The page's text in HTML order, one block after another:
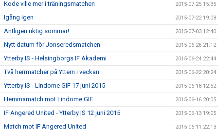
Kode ville mer i träningsmatchen 2015-07-25 15:35
Igång igen 2015-07-22 19:08
Äntligen riktig sommar! 2015-07-03 12:40
Nytt datum för Jonseredsmatchen 2015-06-26 21:12
Ytterby IS - Helsingborgs IF Akademi 2015-06-24 22:44
Två herrmatcher på Yttern i veckan 2015-06-22 20:24
Ytterby IS - Lindome GIF 17 juni 2015 2015-06-18 12:52
Hemmamatch mot Lindome GIF 2015-06-16 20:05
IF Angered United - Ytterby IS 12 juni 2015 2015-06-13 19:05
Match mot IF Angered United 2015-06-11 22:13